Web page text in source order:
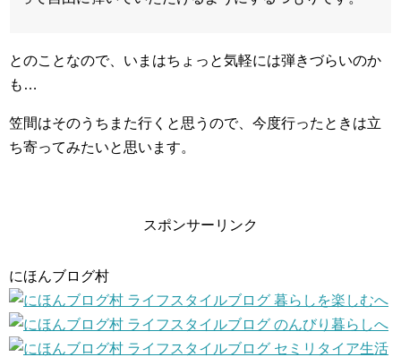
とのことなので、いまはちょっと気軽には弾きづらいのか
も…
笠間はそのうちまた行くと思うので、今度行ったときは立
ち寄ってみたいと思います。
スポンサーリンク
にほんブログ村